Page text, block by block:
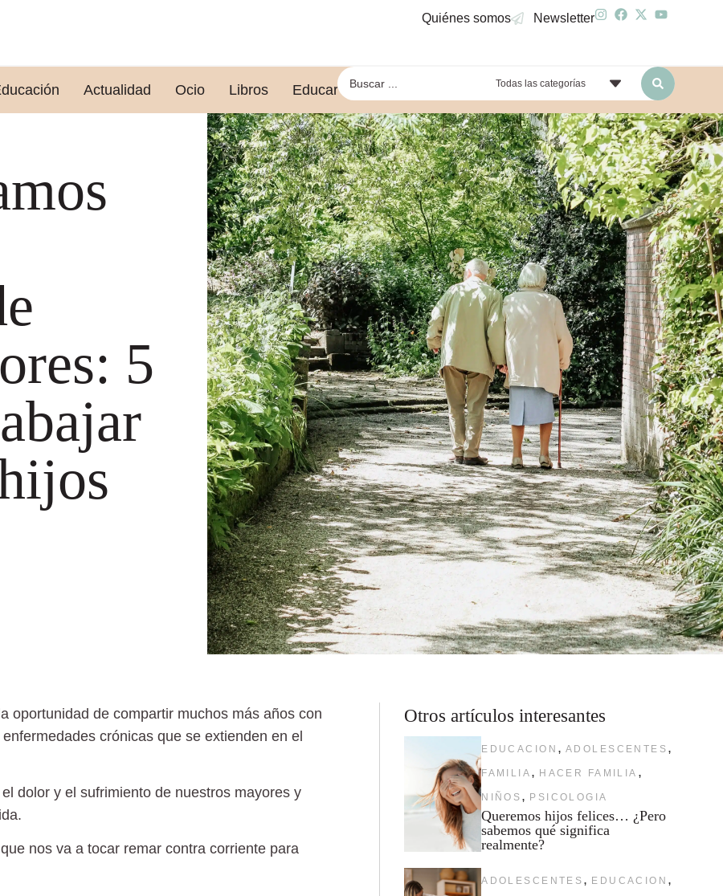
Quiénes somos Newsletter
Actualidad Ocio Libros Educar leyendo Todas las categorías
5
oportunidad de compartir muchos más años con
crónicas que se extienden en el
dolor y el sufrimiento de nuestros mayores y
nos va a tocar remar contra corriente para
Otros artículos interesantes
EDUCACION , ADOLESCENTES ,
FAMILIA , HACER FAMILIA ,
NIÑOS , PSICOLOGIA
Queremos hijos felices… ¿Pero
sabemos qué significa
realmente?
ADOLESCENTES , EDUCACION ,